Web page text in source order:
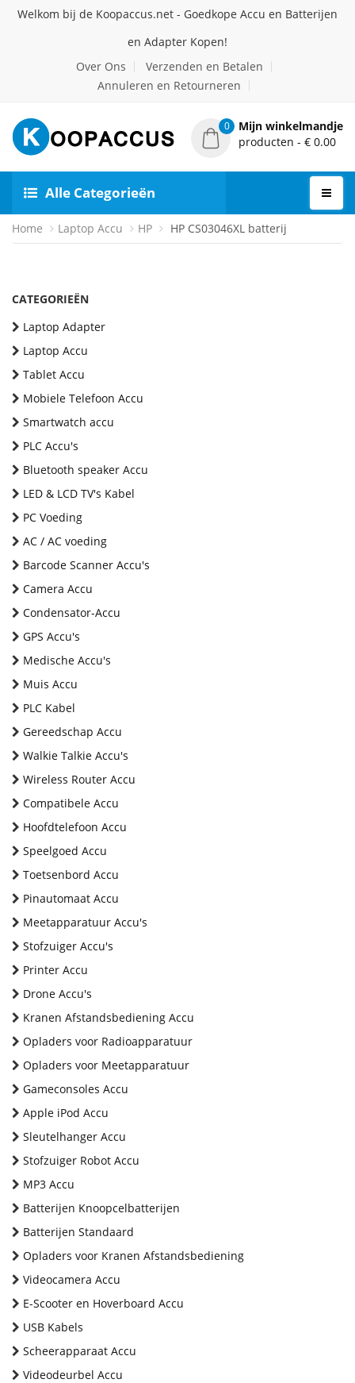
Welkom bij de Koopaccus.net - Goedkope Accu en Batterijen
en Adapter Kopen!
Over Ons
Verzenden en Betalen
Annuleren en Retourneren
0
Mijn winkelmandje
producten - € 0.00
Alle Categorieën
Home Laptop Accu HP HP CS03046XL batterij
CATEGORIEËN
Laptop Adapter
Laptop Accu
Tablet Accu
Mobiele Telefoon Accu
Smartwatch accu
PLC Accu's
Bluetooth speaker Accu
LED & LCD TV's Kabel
PC Voeding
AC / AC voeding
Barcode Scanner Accu's
Camera Accu
Condensator-Accu
GPS Accu's
Medische Accu's
Muis Accu
PLC Kabel
Gereedschap Accu
Walkie Talkie Accu's
Wireless Router Accu
Compatibele Accu
Hoofdtelefoon Accu
Speelgoed Accu
Toetsenbord Accu
Pinautomaat Accu
Meetapparatuur Accu's
Stofzuiger Accu's
Printer Accu
Drone Accu's
Kranen Afstandsbediening Accu
Opladers voor Radioapparatuur
Opladers voor Meetapparatuur
Gameconsoles Accu
Apple iPod Accu
Sleutelhanger Accu
Stofzuiger Robot Accu
MP3 Accu
Batterijen Knoopcelbatterijen
Batterijen Standaard
Opladers voor Kranen Afstandsbediening
Videocamera Accu
E-Scooter en Hoverboard Accu
USB Kabels
Scheerapparaat Accu
Videodeurbel Accu